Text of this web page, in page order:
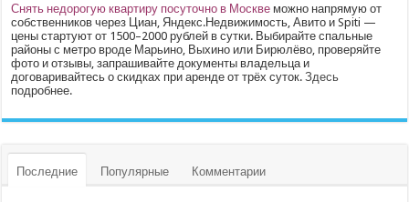
Снять недорогую квартиру посуточно в Москве можно напрямую от
собственников через Циан, Яндекс.Недвижимость, Авито и Spiti —
цены стартуют от 1500–2000 рублей в сутки. Выбирайте спальные
районы с метро вроде Марьино, Выхино или Бирюлёво, проверяйте
фото и отзывы, запрашивайте документы владельца и
договаривайтесь о скидках при аренде от трёх суток.Здесь
подробнее.
Последние Популярные Комментарии